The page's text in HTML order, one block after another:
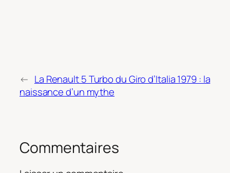
← La Renault 5 Turbo du Giro d’Italia 1979 : la
naissance d’un mythe
Commentaires